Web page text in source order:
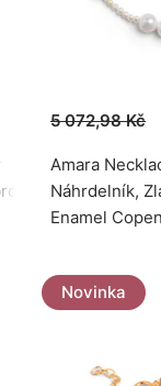
925
5 072,98 Kč
Amara
Náhrdelník,
Enamel
Novinka